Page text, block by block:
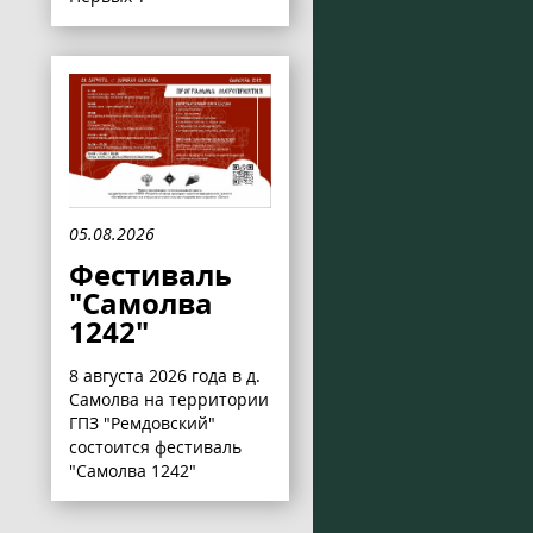
05.08.2026
Фестиваль
"Самолва
1242"
8 августа 2026 года в д.
Самолва на территории
ГПЗ "Ремдовский"
состоится фестиваль
"Самолва 1242"